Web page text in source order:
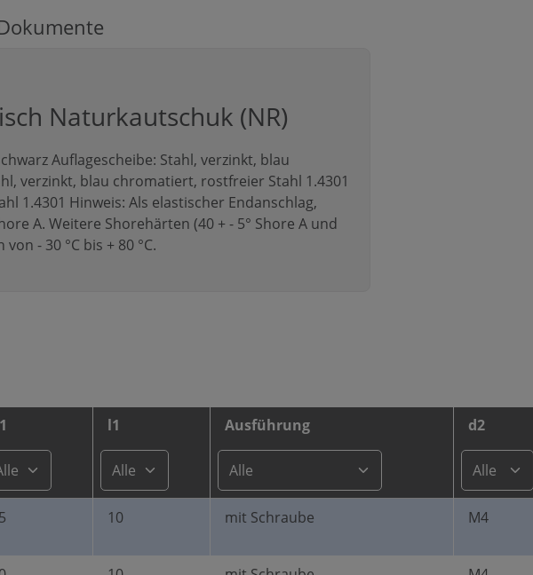
Naturkautschuk (NR)
Auflagescheibe: Stahl, verzinkt, blau
verzinkt, blau chromatiert, rostfreier Stahl 1.4301
1.4301 Hinweis: Als elastischer Endanschlag,
A. Weitere Shorehärten (40 + - 5° Shore A und
- 30 °C bis + 80 °C.
l1 Ausführung d2
10 mit Schraube M4